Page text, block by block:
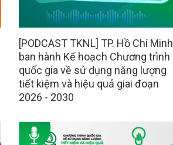
[PODCAST TKNL] TP. Hồ Chí Minh
ban hành Kế hoạch Chương trình
quốc gia về sử dụng năng lượng
tiết kiệm và hiệu quả giai đoạn
2026 - 2030